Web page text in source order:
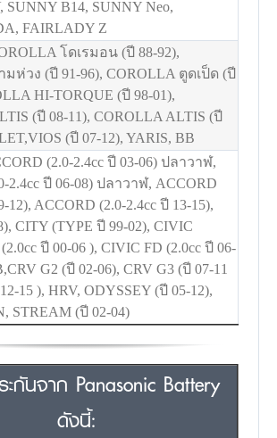
SUNNY B14, SUNNY Neo,
FAIRLADY Z
โดเรมอน (ปี 88-92),
มห่วง (ปี 91-96), COROLLA ตูดเป็ด (ปี
HI-TORQUE (ปี 98-01),
(ปี 08-11), COROLLA ALTIS (ปี
(ปี 07-12), YARIS, BB
(2.0-2.4cc ปี 03-06) ปลาวาฬ,
2.4cc ปี 06-08) ปลาวาฬ, ACCORD
12), ACCORD (2.0-2.4cc ปี 13-15),
CITY (TYPE ปี 99-02), CIVIC
ปี 00-06 ), CIVIC FD (2.0cc ปี 06-
G2 (ปี 02-06), CRV G3 (ปี 07-11
15 ), HRV, ODYSSEY (ปี 05-12),
STREAM (ปี 02-04)
กันจาก Panasonic Battery
ดังนี้: